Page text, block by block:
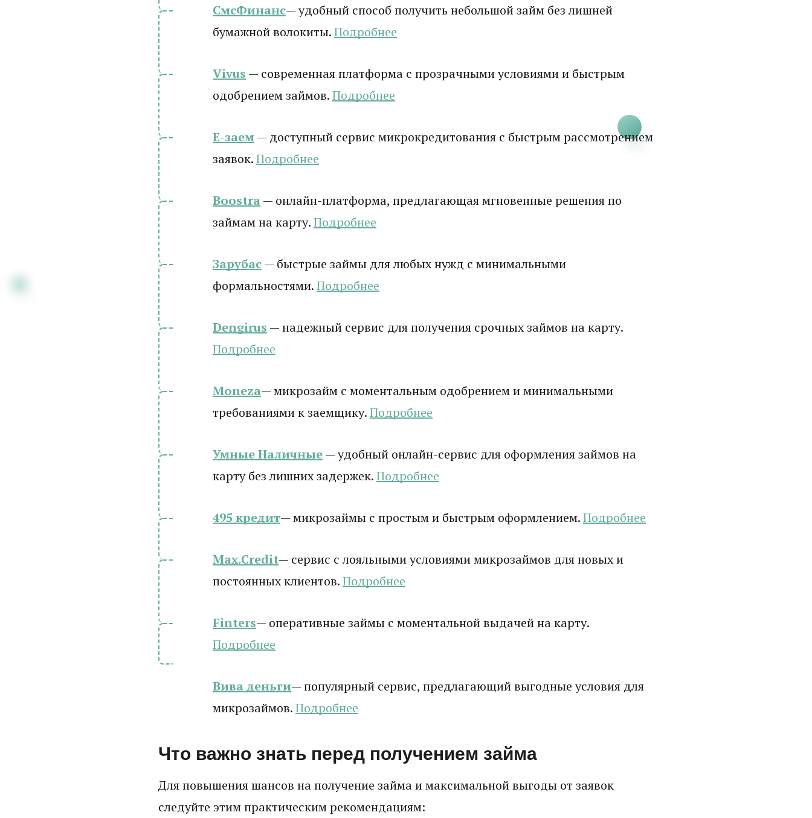
СмсФинанс— удобный способ получить небольшой займ без лишней
бумажной волокиты.Подробнее
Vivus — современная платформа с прозрачными условиями и быстрым
одобрением займов.Подробнее
Е-заем— доступный сервис микрокредитования с быстрым рассмотрением
заявок.Подробнее
Boostra— онлайн-платформа, предлагающая мгновенные решения по
займам на карту.Подробнее
Зарубас— быстрые займы для любых нужд с минимальными
формальностями.Подробнее
Dengirus — надежный сервис для получения срочных займов на карту.
Подробнее
Moneza— микрозайм с моментальным одобрением и минимальными
требованиями к заемщику.Подробнее
Умные Наличные— удобный онлайн-сервис для оформления займов на
карту без лишних задержек.Подробнее
495 кредит— микрозаймы с простым и быстрым оформлением.Подробнее
Max.Credit— сервис с лояльными условиями микрозаймов для новых и
постоянных клиентов.Подробнее
Finters— оперативные займы с моментальной выдачей на карту.
Подробнее
Вива деньги— популярный сервис, предлагающий выгодные условия для
микрозаймов.Подробнее
Что важно знать перед получением займа
Для повышения шансов на получение займа и максимальной выгоды от заявок
следуйте этим практическим рекомендациям: